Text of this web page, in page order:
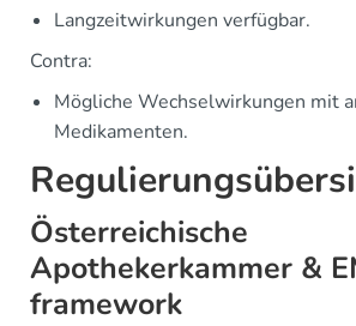
Langzeitwirkungen verfügbar.
Contra:
Mögliche Wechselwirkungen mit
Medikamenten.
Österreichische
Apothekerkammer &
framework